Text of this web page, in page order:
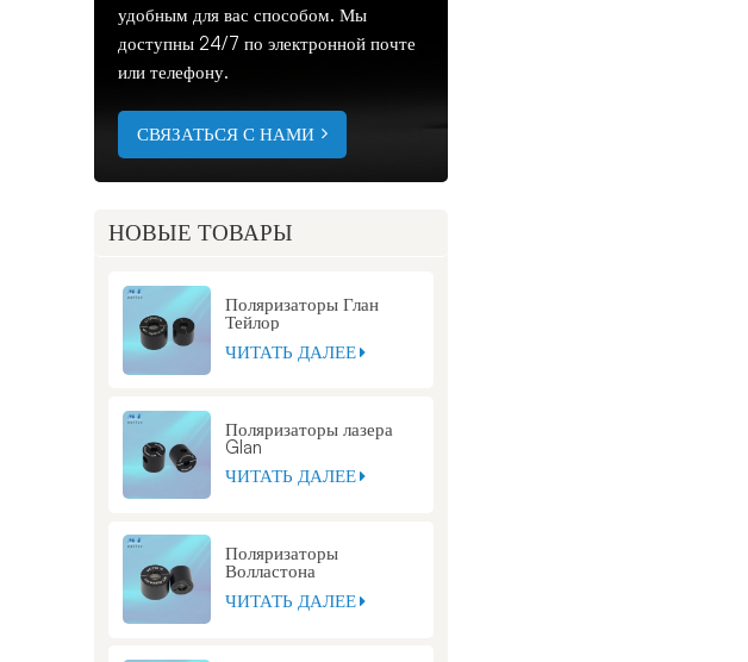
удобным для вас способом. Мы
доступны 24/7 по электронной почте
или телефону.
СВЯЗАТЬСЯ С НАМИ
НОВЫЕ ТОВАРЫ
Поляризаторы Глан
Тейлор
ЧИТАТЬ ДАЛЕЕ
Поляризаторы лазера
Glan
ЧИТАТЬ ДАЛЕЕ
Поляризаторы
Волластона
ЧИТАТЬ ДАЛЕЕ